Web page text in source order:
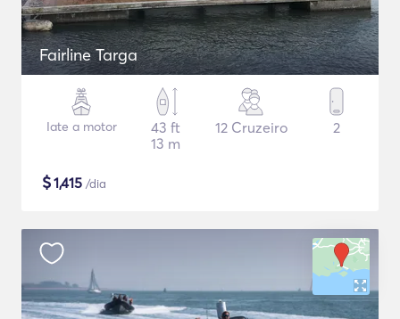
Fairline Targa
Iate a motor
43 ft
13 m
12 Cruzeiro 2
$1,415 /dia